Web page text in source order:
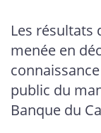
Les résultats
menée en
public du
Banque du